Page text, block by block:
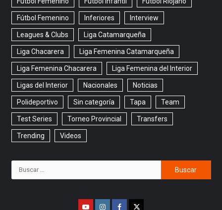
Fútbol Femenino Inferiores Interview
Leagues & Clubs Liga Catamarqueña
Liga Chacarera Liga Femenina Catamarqueña
Liga Femenina Chacarera Liga Femenina del Interior
Ligas del Interior Nacionales Noticias
Polideportivo Sin categoría Tapa Team
Test Series Torneo Provincial Transfers
Trending Videos